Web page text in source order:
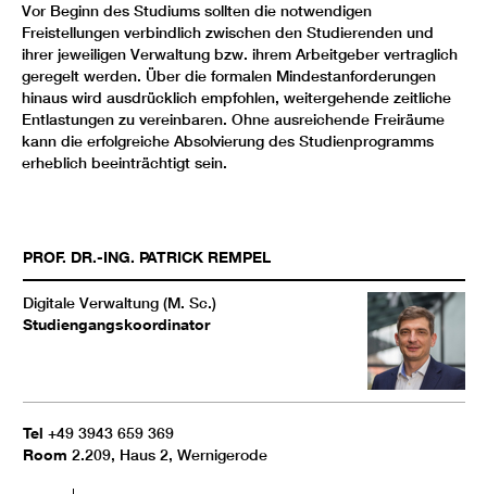
Vor Beginn des Studiums sollten die notwendigen
Freistellungen verbindlich zwischen den Studierenden und
ihrer jeweiligen Verwaltung bzw. ihrem Arbeitgeber vertraglich
geregelt werden. Über die formalen Mindestanforderungen
hinaus wird ausdrücklich empfohlen, weitergehende zeitliche
Entlastungen zu vereinbaren. Ohne ausreichende Freiräume
kann die erfolgreiche Absolvierung des Studienprogramms
erheblich beeinträchtigt sein.
PROF. DR.-ING. PATRICK REMPEL
Digitale Verwaltung (M. Sc.)
Studiengangskoordinator
Tel +49 3943 659 369
Room 2.209, Haus 2, Wernigerode